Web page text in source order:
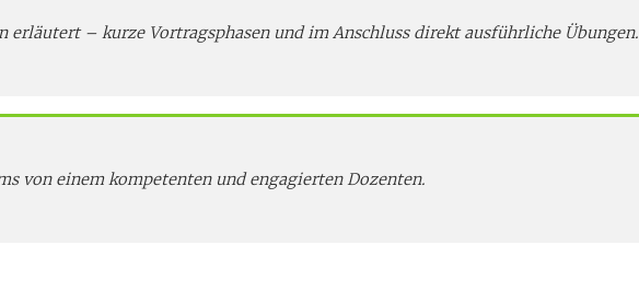
erläutert – kurze Vortragsphasen und im Anschluss direkt ausführliche Übungen.
von einem kompetenten und engagierten Dozenten.